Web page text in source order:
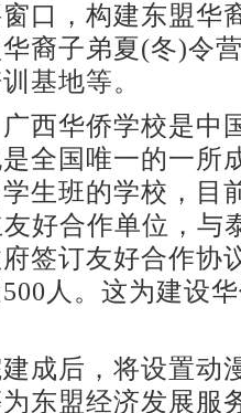
口，构建东盟华
裔子弟夏(冬)令
基地等。
华侨学校是中
全国唯一的一所
生班的学校，目
好合作单位，与
签订友好合作协
人。这为建设
后，将设置动
东盟经济发展服